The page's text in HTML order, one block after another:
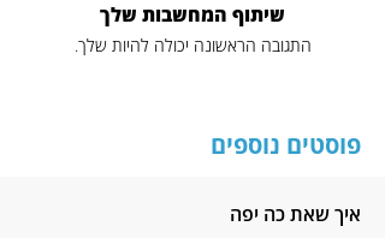
שיתוף המחשבות שלך
התגובה הראשונה יכולה להיות שלך.
פוסטים נוספים
איך שאת כה יפה